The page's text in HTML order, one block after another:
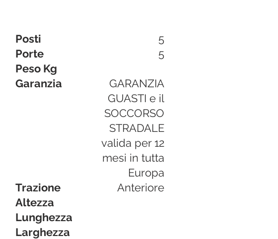
Posti
5
Porte
5
Peso Kg
Garanzia
GARANZIA
GUASTI e il
SOCCORSO
STRADALE
valida per 12
mesi in tutta
Europa
Trazione
Anteriore
Altezza
Lunghezza
Larghezza